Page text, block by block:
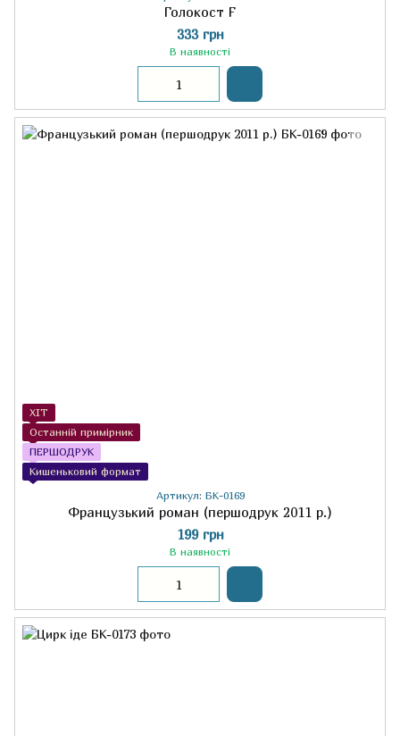
Голокост F
333 грн
В наявності
ХІТ
Останній примірник
ПЕРШОДРУК
Кишеньковий формат
Артикул: БК-0169
Французький роман (першодрук 2011 р.)
199 грн
В наявності